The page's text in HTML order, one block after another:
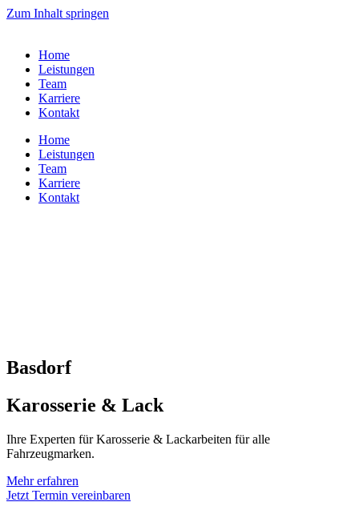
Zum Inhalt springen
Home
Leistungen
Team
Karriere
Kontakt
Home
Leistungen
Team
Karriere
Kontakt
Basdorf
Karosserie & Lack
Ihre Experten für Karosserie & Lackarbeiten für alle
Fahrzeugmarken.
Mehr erfahren
Jetzt Termin vereinbaren